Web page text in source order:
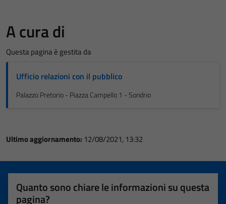
A cura di
Questa pagina è gestita da
Ufficio relazioni con il pubblico
Palazzo Pretorio - Piazza Campello 1 - Sondrio
Ultimo aggiornamento: 12/08/2021, 13:32
Quanto sono chiare le informazioni su questa
pagina?